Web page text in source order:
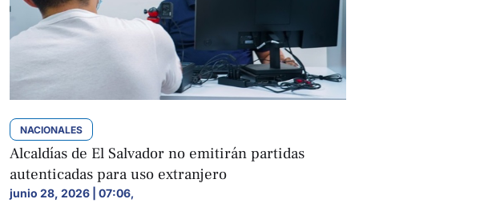
NACIONALES
Alcaldías de El Salvador no emitirán partidas
autenticadas para uso extranjero
junio 28, 2026 | 07:06,